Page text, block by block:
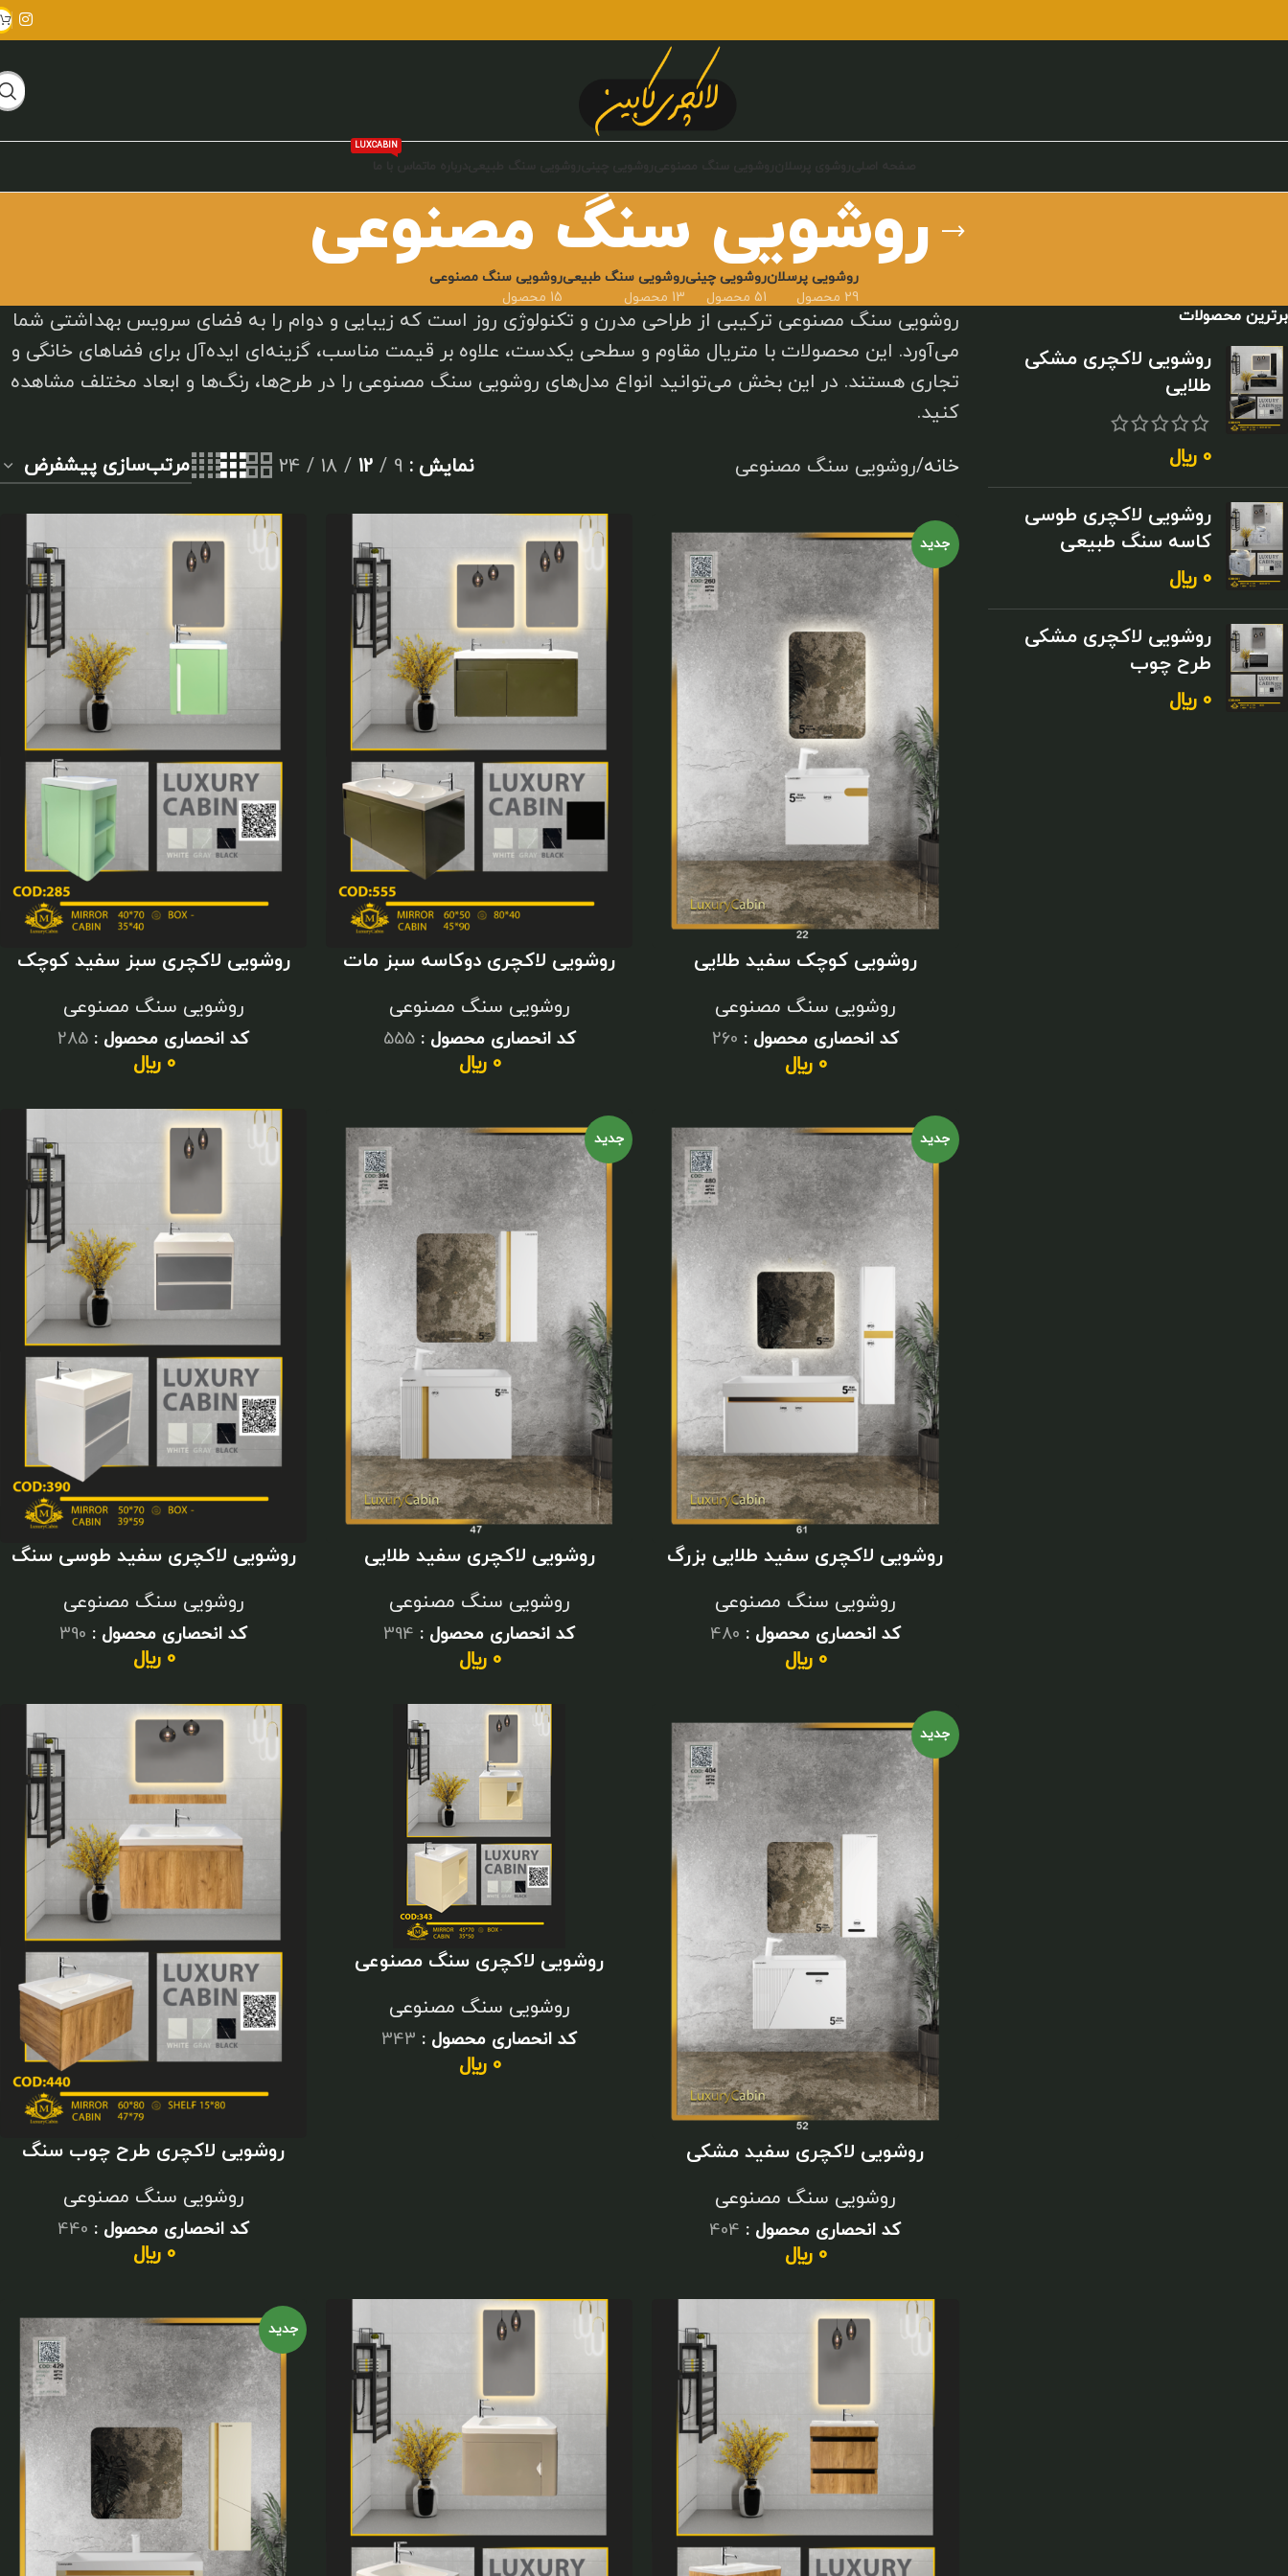
LUXCABIN
روشویی سنگ مصنوعی
روشویی پرسلان
29 محصول
روشویی چینی
51 محصول
روشویی سنگ طبیعی
13 محصول
روشویی سنگ مصنوعی
15 محصول
برترین محصولات
روشویی لاکچری مشکی
طلایی
0 ﷼
روشویی لاکچری طوسی
کاسه سنگ طبیعی
0 ﷼
روشویی لاکچری مشکی
طرح چوب
0 ﷼
روشویی سنگ مصنوعی ترکیبی از طراحی مدرن و تکنولوژی روز است که زیبایی و دوام را به فضای سرویس بهداشتی شما
می‌آورد. این محصولات با متریال مقاوم و سطحی یکدست، علاوه بر قیمت مناسب، گزینه‌ای ایده‌آل برای فضاهای خانگی و
تجاری هستند. در این بخش می‌توانید انواع مدل‌های روشویی سنگ مصنوعی را در طرح‌ها، رنگ‌ها و ابعاد مختلف مشاهده
کنید.
خانه روشویی سنگ مصنوعی نمایش 9
12
18
24
جدید
روشویی کوچک سفید طلایی
روشویی سنگ مصنوعی
کد انحصاری محصول : 260
0 ﷼
روشویی لاکچری دوکاسه سبز مات
روشویی سنگ مصنوعی
کد انحصاری محصول :555
0 ﷼
روشویی لاکچری سبز سفید کوچک
روشویی سنگ مصنوعی
کد انحصاری محصول : 285
0 ﷼
جدید
روشویی لاکچری سفید طلایی بزرگ
روشویی سنگ مصنوعی
کد انحصاری محصول : 480
0 ﷼
جدید
روشویی لاکچری سفید طلایی
روشویی سنگ مصنوعی
کد انحصاری محصول : 394
0 ﷼
روشویی لاکچری سفید طوسی سنگ
روشویی سنگ مصنوعی
کد انحصاری محصول : 390
0 ﷼
جدید
روشویی لاکچری سفید مشکی
روشویی سنگ مصنوعی
کد انحصاری محصول : 404
0 ﷼
روشویی لاکچری سنگ مصنوعی
روشویی سنگ مصنوعی
کد انحصاری محصول : 343
0 ﷼
روشویی لاکچری طرح چوب سنگ
روشویی سنگ مصنوعی
کد انحصاری محصول : 440
0 ﷼
جدید